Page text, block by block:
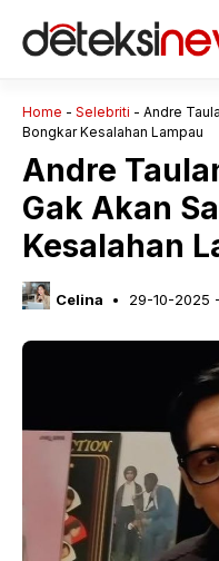
Home - Selebriti - Andre
Bongkar Kesalahan Lampau
Andre
Gak Akan
Kesalahan
Celina 29-10-2025